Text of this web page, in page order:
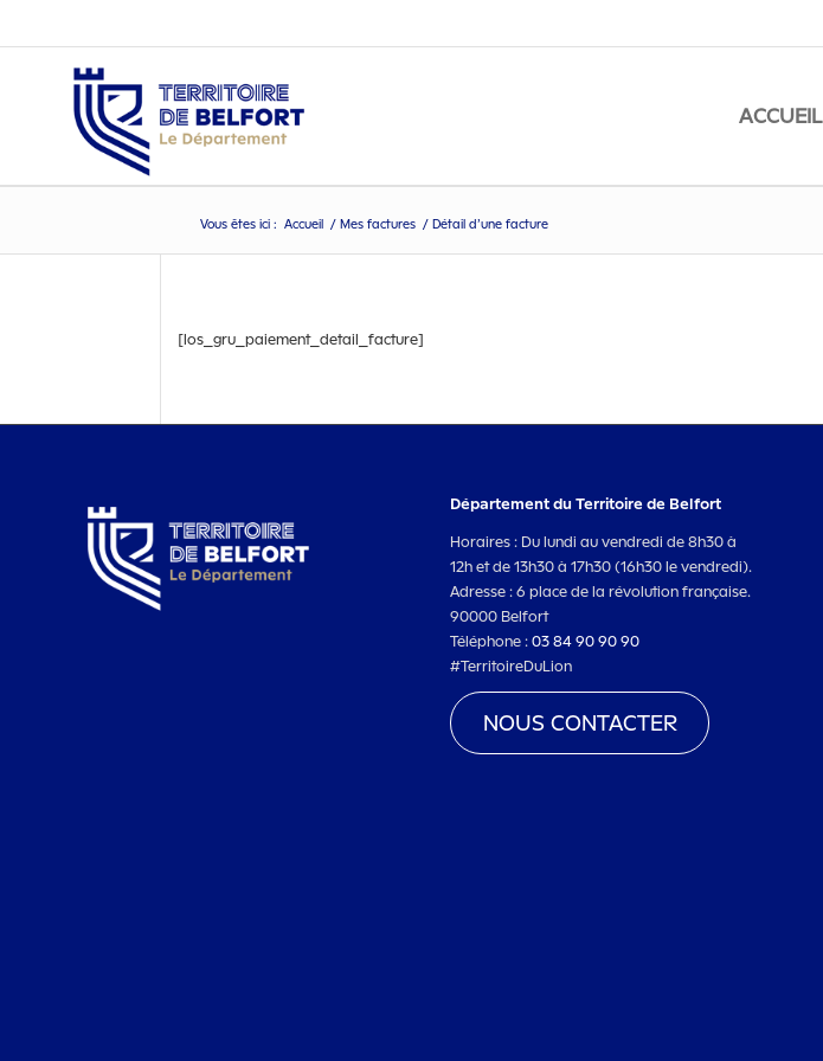
ACCUEIL
Vous êtes ici : Accueil / Mes factures / Détail d’une facture
Détail d’une facture
[los_gru_paiement_detail_facture]
Département du Territoire de Belfort
Horaires : Du lundi au vendredi de 8h30 à
12h et de 13h30 à 17h30 (16h30 le vendredi).
Adresse : 6 place de la révolution française.
90000 Belfort
Téléphone :03 84 90 90 90
#TerritoireDuLion
NOUS CONTACTER